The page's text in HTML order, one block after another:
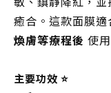
癒合。這款面膜適
煥膚等療程後 使
主要功效 ⭐️